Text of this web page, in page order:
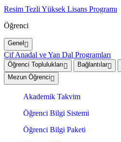
Resim Tezli Yüksek Lisans Programı
Öğrenci
Genel
Çif Anadal ve Yan Dal Programları
Öğrenci Toplulukları Bağlantılar
Mezun Öğrenci
Akademik Takvim
Öğrenci Bilgi Sistemi
Öğrenci Bilgi Paketi